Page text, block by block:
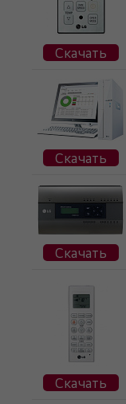
Скачать
Скачать
Скачать
Скачать